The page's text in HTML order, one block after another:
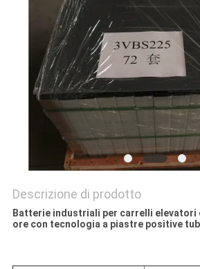
Descrizione di prodotto
Batterie industriali per carrelli elevatori
ore con tecnologia a piastre positive